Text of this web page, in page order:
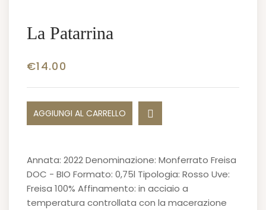
La Patarrina
€14.00
AGGIUNGI AL CARRELLO
Annata: 2022 Denominazione: Monferrato Freisa
DOC - BIO Formato: 0,75l Tipologia: Rosso Uve:
Freisa 100% Affinamento: in acciaio a
temperatura controllata con la macerazione